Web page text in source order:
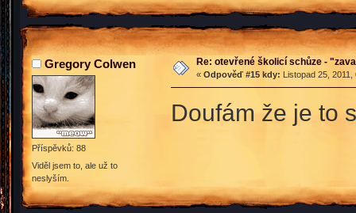
Gregory Colwen
Příspěvků: 88
Viděl jsem to, ale už to
neslyším.
Re: otevřené školicí schůze -
« Odpověď #15 kdy: Listopad 25,
Doufám že je to